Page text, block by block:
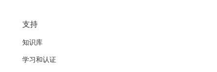
支持
知识库
学习和认证